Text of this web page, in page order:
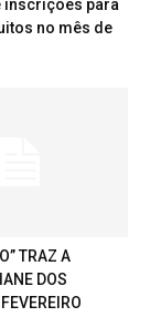
inscrições para
no mês de
TRAZ A
DOS